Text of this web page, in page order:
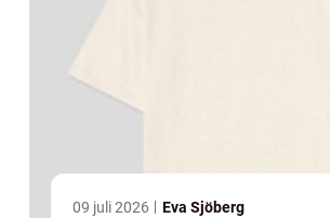
09 juli 2026 Eva Sjöberg